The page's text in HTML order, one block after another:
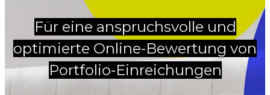
Für eine anspruchsvolle und
optimierte Online-Bewertung von
Portfolio-Einreichungen